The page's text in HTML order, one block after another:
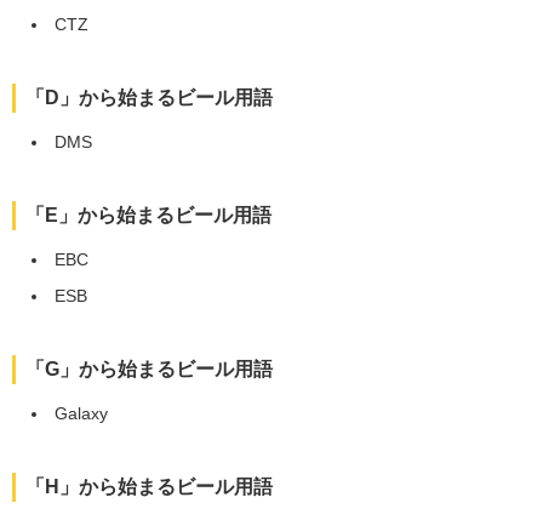
CTZ
「D」から始まるビール用語
DMS
「E」から始まるビール用語
EBC
ESB
「G」から始まるビール用語
Galaxy
「H」から始まるビール用語